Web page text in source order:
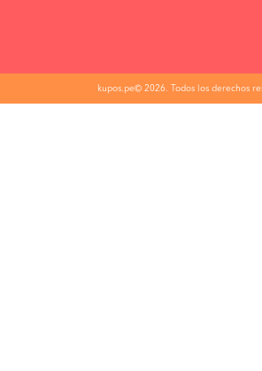
kupos.pe© 2026. Todos los derechos